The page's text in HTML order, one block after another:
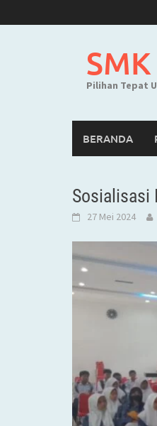
to
Pilihan Tepat
BERANDA
Sosialisasi
27 Mei 2024